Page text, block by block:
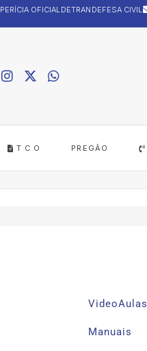
PERÍCIA OFICIALDETRAN DEFESA CIVIL
T C O PREGÃO
VideoAulas
Manuais